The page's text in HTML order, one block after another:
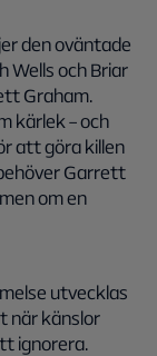
den oväntade
Wells och Briar
Graham.
kärlek – och
att göra killen
Garrett
om en
utvecklas
när känslor
ignorera.